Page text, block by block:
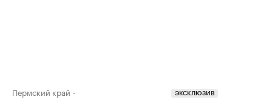
Пермский край ЭКСКЛЮЗИВ